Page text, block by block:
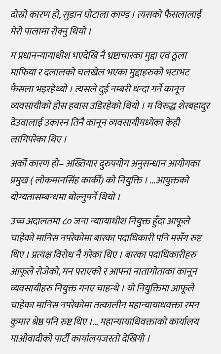
दोस्रो कारण हो, सुडान घोटाला काण्ड । त्यसको फैसलालाई
मेरो पालामा रोक्नु थियो ।
म प्रधानन्यायाधीश भएदेखि नै भ्रष्टाचारका मुद्दा एवं ठूला
माफिया र दलालको चलखेल भएका मुद्दाहरुको भटाभट
फैसला भइरहेथ्यो । त्यसले दुई नम्बरी धन्दा गर्ने कानून
व्यवसायीको होस हवास उडिरहेको थियो । म विरुद्ध शेरबहादुर
देउवालाई उकास्न तिनै कानून व्यवसायीमध्येका केही
लागिपरेका थिए ।
अर्को कारण हो– अख्तियार दुरुपयोग अनुसन्धान आयोगका
प्रमुख ( लोकमानसिंह कार्की) को नियुक्ति । …आयुक्तको
योग्यतासम्बन्धमा बोल्नुपर्ने थियो ।
उच्च अदालतमा ८० जना न्याायाधीश नियुक्त हुँदा आफूले
चाहेको मानिस नपरेकोमा बारका पदाधिकारी पनि मसँग रुष्ट
थिए । प्रत्यक्ष विरोध नै गरेका थिए । बारका पदाधिकारीहरु
आफूले रोजेको, मन पराएको र आफ्ना नातागोताका कानून
व्यवसायीहरु नियुक्त गनए चाहन्थे । यो नियुक्तिमा आफूले
चाहेका मानिस नपरेकोमा तत्कालीन महान्यायाधवक्ता रमन
कुमार श्रेष्ठ पनि रुष्ट थिए ।… महान्यायाधिवक्ताको कार्यालय
माओवादीको पार्टी कार्यालयजस्तो देखियो ।